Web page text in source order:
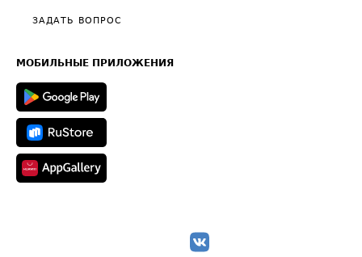
Общие положения
Полезное по перевозкам
Техническая информация
ЗАДАТЬ ВОПРОС
МОБИЛЬНЫЕ ПРИЛОЖЕНИЯ